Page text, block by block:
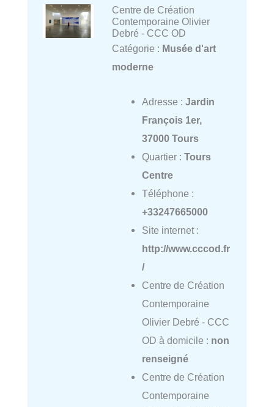
Centre de Création
Contemporaine Olivier
Debré - CCC OD
Catégorie : Musée d'art
moderne
Adresse : Jardin
François 1er,
37000 Tours
Quartier : Tours
Centre
Téléphone :
+33247665000
Site internet :
http://www.cccod.fr
/
Centre de Création
Contemporaine
Olivier Debré - CCC
OD à domicile : non
renseigné
Centre de Création
Contemporaine